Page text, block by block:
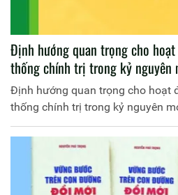
Định hướng quan trọng cho hoạt
thống chính trị trong kỷ nguyên
Định hướng quan trọng cho hoạt
thống chính trị trong kỷ nguyên